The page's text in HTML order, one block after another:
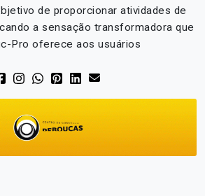
de proporcionar atividades de
a sensação transformadora que
Pro oferece aos usuários